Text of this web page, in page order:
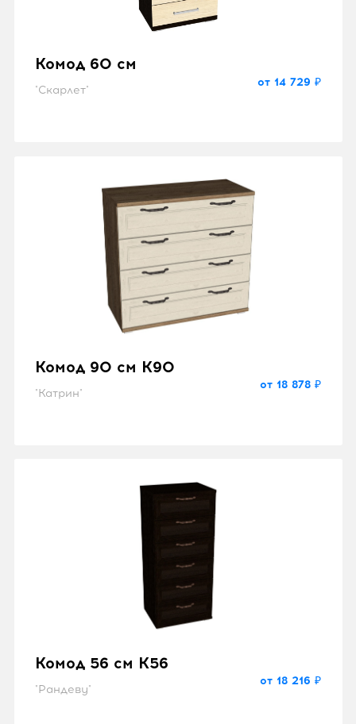
Комод 60 см
"Скарлет"
от 14 729 ₽
Комод 90 см K90
"Катрин"
от 18 878 ₽
Комод 56 см K56
"Рандеву"
от 18 216 ₽